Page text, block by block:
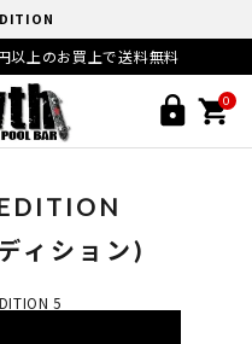
ション)
以上のお買上で送料無料
0
ィション)
5